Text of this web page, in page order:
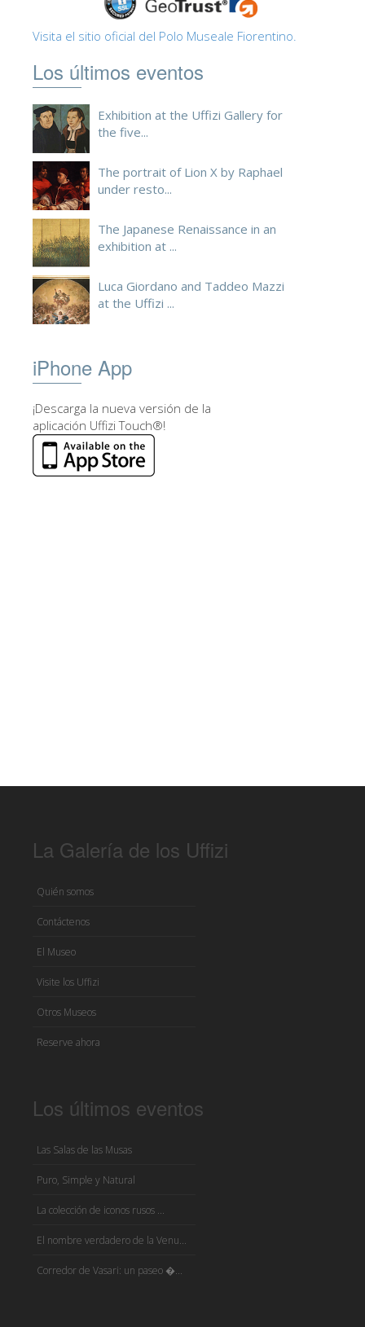
Visita el sitio oficial del Polo Museale Fiorentino.
Los últimos eventos
Exhibition at the Uffizi Gallery for
the five...
The portrait of Lion X by Raphael
under resto...
The Japanese Renaissance in an
exhibition at ...
Luca Giordano and Taddeo Mazzi
at the Uffizi ...
iPhone App
¡Descarga la nueva versión de la
aplicación Uffizi Touch®!
La Galería de los Uffizi
Quién somos
Contáctenos
El Museo
Visite los Uffizi
Otros Museos
Reserve ahora
Los últimos eventos
Las Salas de las Musas
Puro, Simple y Natural
La colección de iconos rusos ...
El nombre verdadero de la Venu...
Corredor de Vasari: un paseo �...